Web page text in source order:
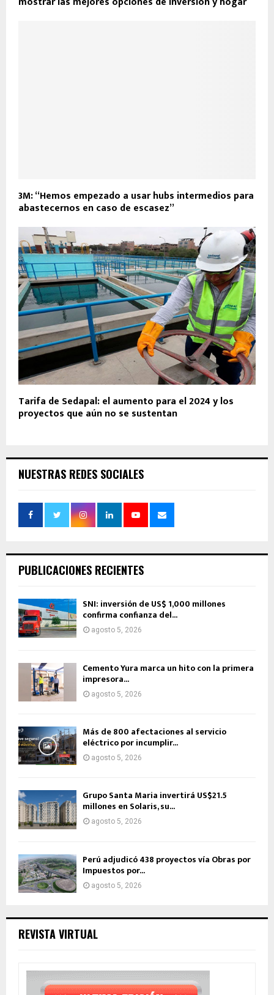
3M: “Hemos empezado a usar hubs intermedios para
abastecernos en caso de escasez”
Tarifa de Sedapal: el aumento para el 2024 y los
proyectos que aún no se sustentan
NUESTRAS REDES SOCIALES
PUBLICACIONES RECIENTES
SNI: inversión de US$ 1,000 millones
confirma confianza del...
agosto 5, 2026
Cemento Yura marca un hito con la primera
impresora...
agosto 5, 2026
Más de 800 afectaciones al servicio
eléctrico por incumplir...
agosto 5, 2026
Grupo Santa Maria invertirá US$21.5
millones en Solaris, su...
agosto 5, 2026
Perú adjudicó 438 proyectos vía Obras por
Impuestos por...
agosto 5, 2026
REVISTA VIRTUAL